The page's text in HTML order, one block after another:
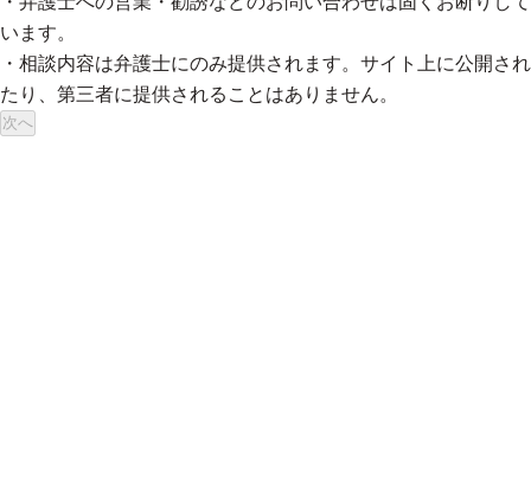
います。
・相談内容は弁護士にのみ提供されます。サイト上に公開され
たり、第三者に提供されることはありません。
次へ